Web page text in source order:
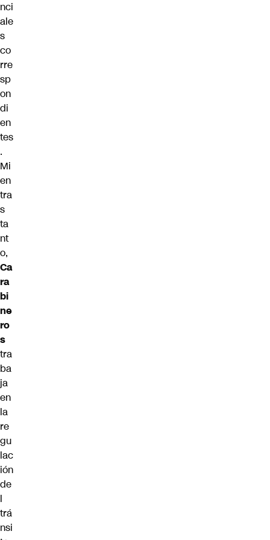
nci
ale
s
co
rre
sp
on
di
en
tes
.
Mi
en
tra
s
ta
nt
o,
Ca
ra
bi
ne
ro
s
tra
ba
ja
en
la
re
gu
lac
ión
de
l
trá
nsi